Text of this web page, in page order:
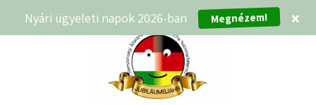
Nyári ügyeleti napok 2026-ban Megnézem! ×